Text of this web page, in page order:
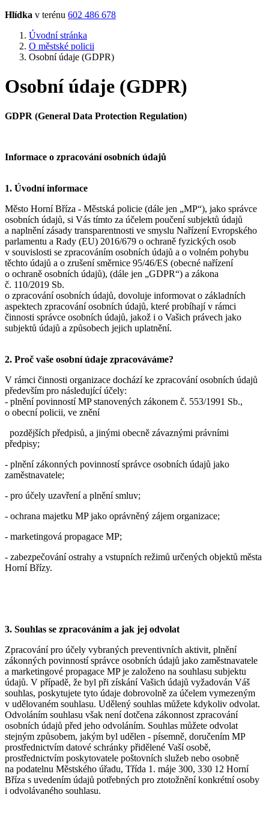
Hlídka v terénu 602 486 678
Úvodní stránka
O městské policii
Osobní údaje (GDPR)
Osobní údaje (GDPR)
GDPR (General Data Protection Regulation)
Informace o zpracování osobních údajů
1. Úvodní informace
Město Horní Bříza - Městská policie (dále jen „MP“), jako správce
osobních údajů, si Vás tímto za účelem poučení subjektů údajů
a naplnění zásady transparentnosti ve smyslu Nařízení Evropského
parlamentu a Rady (EU) 2016/679 o ochraně fyzických osob
v souvislosti se zpracováním osobních údajů a o volném pohybu
těchto údajů a o zrušení směrnice 95/46/ES (obecné nařízení
o ochraně osobních údajů), (dále jen „GDPR“) a zákona
č. 110/2019 Sb.
o zpracování osobních údajů, dovoluje informovat o základních
aspektech zpracování osobních údajů, které probíhají v rámci
činnosti správce osobních údajů, jakož i o Vašich právech jako
subjektů údajů a způsobech jejich uplatnění.
2. Proč vaše osobní údaje zpracováváme?
V rámci činnosti organizace dochází ke zpracování osobních údajů
především pro následující účely:
- plnění povinností MP stanovených zákonem č. 553/1991 Sb.,
o obecní policii, ve znění
pozdějších předpisů, a jinými obecně závaznými právními
předpisy;
- plnění zákonných povinností správce osobních údajů jako
zaměstnavatele;
- pro účely uzavření a plnění smluv;
- ochrana majetku MP jako oprávněný zájem organizace;
- marketingová propagace MP;
- zabezpečování ostrahy a vstupních režimů určených objektů města
Horní Břízy.
3. Souhlas se zpracováním a jak jej odvolat
Zpracování pro účely vybraných preventivních aktivit, plnění
zákonných povinností správce osobních údajů jako zaměstnavatele
a marketingové propagace MP je založeno na souhlasu subjektu
údajů. V případě, že byl při získání Vašich údajů vyžadován Váš
souhlas, poskytujete tyto údaje dobrovolně za účelem vymezeným
v udělovaném souhlasu. Udělený souhlas můžete kdykoliv odvolat.
Odvoláním souhlasu však není dotčena zákonnost zpracování
osobních údajů před jeho odvoláním. Souhlas můžete odvolat
stejným způsobem, jakým byl udělen - písemně, doručením MP
prostřednictvím datové schránky přidělené Vaší osobě,
prostřednictvím poskytovatele poštovních služeb nebo osobně
na podatelnu Městského úřadu, Třída 1. máje 300, 330 12 Horní
Bříza s uvedením údajů potřebných pro ztotožnění konkrétní osoby
i odvolávaného souhlasu.